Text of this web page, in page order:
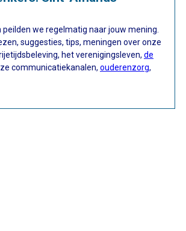
we regelmatig naar jouw mening.
suggesties, tips, meningen over onze
het verenigingsleven, de
communicatiekanalen, ouderenzorg,